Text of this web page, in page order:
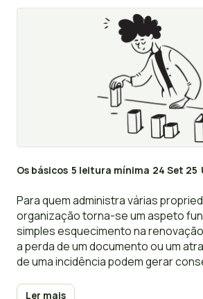
Os básicos 5 leitura mínima 24 Set 25
Para quem administra várias
organização torna-se um aspeto
simples esquecimento na
a perda de um documento ou um
de uma incidência podem gerar
existem soluções concebidas
Ler mais